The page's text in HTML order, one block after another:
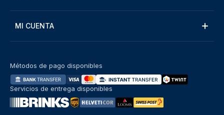
MI CUENTA
Métodos de pago disponibles
Servicios de entrega disponibles